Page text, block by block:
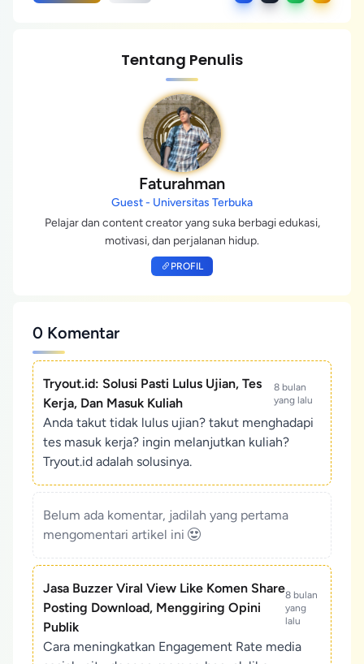
Tentang Penulis
Faturahman
Guest - Universitas Terbuka
Pelajar dan content creator yang suka berbagi edukasi,
motivasi, dan perjalanan hidup.
PROFIL
0 Komentar
Tryout.id: Solusi Pasti Lulus Ujian, Tes
Kerja, Dan Masuk Kuliah
8 bulan
yang lalu
Anda takut tidak lulus ujian? takut menghadapi
tes masuk kerja? ingin melanjutkan kuliah?
Tryout.id adalah solusinya.
Belum ada komentar, jadilah yang pertama
mengomentari artikel ini
Jasa Buzzer Viral View Like Komen Share
Posting Download, Menggiring Opini
Publik
8 bulan
yang
lalu
Cara meningkatkan Engagement Rate media